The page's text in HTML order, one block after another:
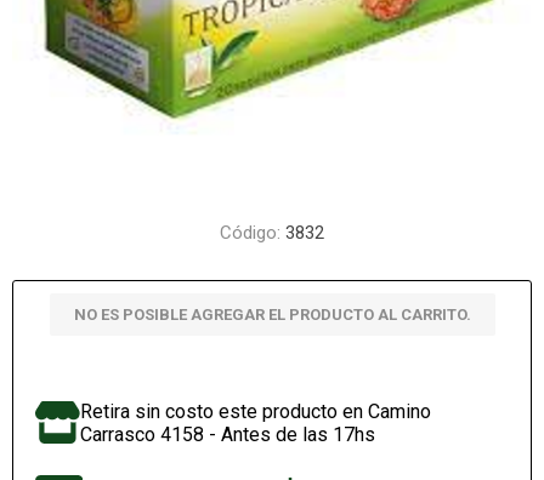
Código: 3832
NO ES POSIBLE AGREGAR EL PRODUCTO AL CARRITO.
Retira sin costo este producto en Camino
Carrasco 4158 - Antes de las 17hs